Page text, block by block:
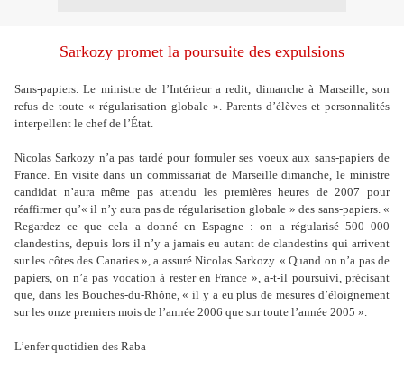
Sarkozy promet la poursuite des expulsions
Sans-papiers. Le ministre de l’Intérieur a redit, dimanche à Marseille, son
refus de toute « régularisation globale ». Parents d’élèves et personnalités
interpellent le chef de l’État.
Nicolas Sarkozy n’a pas tardé pour formuler ses voeux aux sans-papiers de
France. En visite dans un commissariat de Marseille dimanche, le ministre
candidat n’aura même pas attendu les premières heures de 2007 pour
réaffirmer qu’« il n’y aura pas de régularisation globale » des sans-papiers. «
Regardez ce que cela a donné en Espagne : on a régularisé 500 000
clandestins, depuis lors il n’y a jamais eu autant de clandestins qui arrivent
sur les côtes des Canaries », a assuré Nicolas Sarkozy. « Quand on n’a pas de
papiers, on n’a pas vocation à rester en France », a-t-il poursuivi, précisant
que, dans les Bouches-du-Rhône, « il y a eu plus de mesures d’éloignement
sur les onze premiers mois de l’année 2006 que sur toute l’année 2005 ».
L’enfer quotidien des Raba